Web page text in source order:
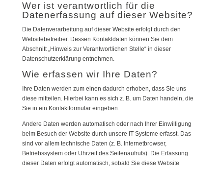
Wer ist verantwortlich für die
Datenerfassung auf dieser Website?
Die Datenverarbeitung auf dieser Website erfolgt durch den
Websitebetreiber. Dessen Kontaktdaten können Sie dem
Abschnitt „Hinweis zur Verantwortlichen Stelle“ in dieser
Datenschutzerklärung entnehmen.
Wie erfassen wir Ihre Daten?
Ihre Daten werden zum einen dadurch erhoben, dass Sie uns
diese mitteilen. Hierbei kann es sich z. B. um Daten handeln, die
Sie in ein Kontaktformular eingeben.
Andere Daten werden automatisch oder nach Ihrer Einwilligung
beim Besuch der Website durch unsere IT-Systeme erfasst. Das
sind vor allem technische Daten (z. B. Internetbrowser,
Betriebssystem oder Uhrzeit des Seitenaufrufs). Die Erfassung
dieser Daten erfolgt automatisch, sobald Sie diese Website